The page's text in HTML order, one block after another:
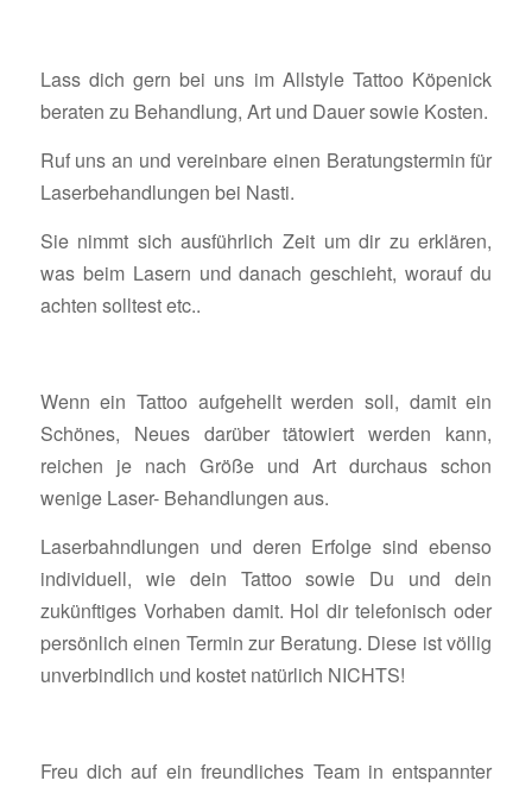
Lass dich gern bei uns im Allstyle Tattoo Köpenick
beraten zu Behandlung, Art und Dauer sowie Kosten.
Ruf uns an und vereinbare einen Beratungstermin für
Laserbehandlungen bei Nasti.
Sie nimmt sich ausführlich Zeit um dir zu erklären,
was beim Lasern und danach geschieht, worauf du
achten solltest etc..
Wenn ein Tattoo aufgehellt werden soll, damit ein
Schönes, Neues darüber tätowiert werden kann,
reichen je nach Größe und Art durchaus schon
wenige Laser- Behandlungen aus.
Laserbahndlungen und deren Erfolge sind ebenso
individuell, wie dein Tattoo sowie Du und dein
zukünftiges Vorhaben damit. Hol dir telefonisch oder
persönlich einen Termin zur Beratung. Diese ist völlig
unverbindlich und kostet natürlich NICHTS!
Freu dich auf ein freundliches Team in entspannter